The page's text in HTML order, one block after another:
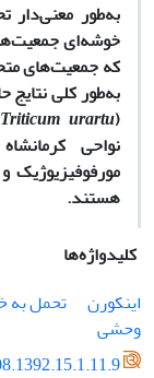
به‌طور معنی‌دار
خوشه‌ای
که جمعیت‌های
به‌طور کلی
(
Triticum urartu
نواحی
هستند.
کلیدواژه‌ها
اینکورن
تحمل
وحشی